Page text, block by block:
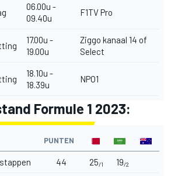
06.00u -
09.40u
F1TV Pro
17.00u -
19.00u
Ziggo kanaal 14 of
Select
18.10u -
18.39u
NPO1
Formule 1 2023:
PUNTEN
44 25/1 19/2